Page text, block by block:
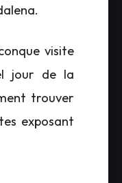
visite
jour de la
trouver
exposant